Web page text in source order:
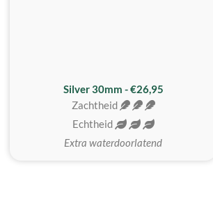
Silver 30mm - €26,95
Zachtheid
Echtheid
Extra waterdoorlatend